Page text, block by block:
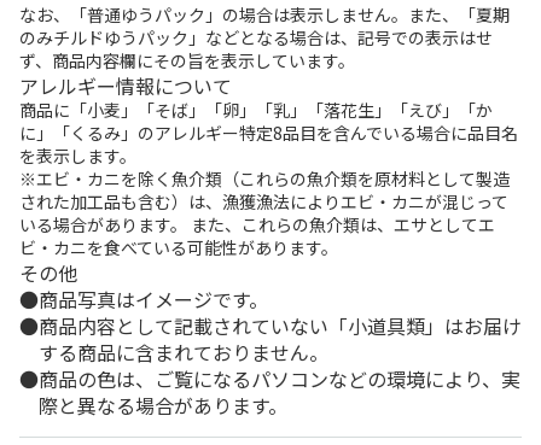
なお、「普通ゆうパック」の場合は表示しません。また、「夏期
のみチルドゆうパック」などとなる場合は、記号での表示はせ
ず、商品内容欄にその旨を表示しています。
アレルギー情報について
商品に「小麦」「そば」「卵」「乳」「落花生」「えび」「か
に」「くるみ」のアレルギー特定8品目を含んでいる場合に品目名
を表示します。
※エビ・カニを除く魚介類（これらの魚介類を原材料として製造
された加工品も含む）は、漁獲漁法によりエビ・カニが混じって
いる場合があります。 また、これらの魚介類は、エサとしてエ
ビ・カニを食べている可能性があります。
その他
商品写真はイメージです。
商品内容として記載されていない「小道具類」はお届け
する商品に含まれておりません。
商品の色は、ご覧になるパソコンなどの環境により、実
際と異なる場合があります。